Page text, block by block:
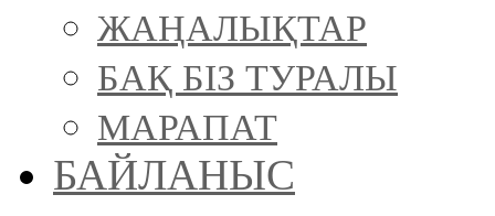
ЖАҢАЛЫҚТАР
БАҚ БІЗ ТУРАЛЫ
МАРАПАТ
БАЙЛАНЫС